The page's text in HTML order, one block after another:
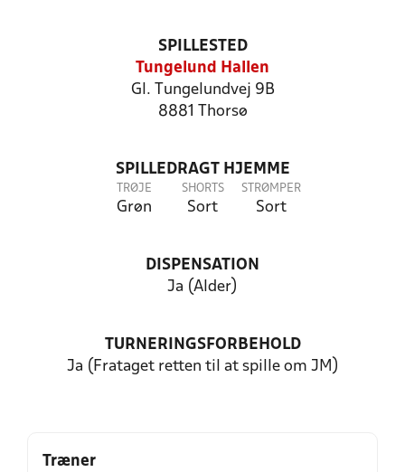
SPILLESTED
Tungelund Hallen
Gl. Tungelundvej 9B
8881 Thorsø
SPILLEDRAGT HJEMME
TRØJE
Grøn
SHORTS
Sort
STRØMPER
Sort
DISPENSATION
Ja (Alder)
TURNERINGSFORBEHOLD
Ja (Frataget retten til at spille om JM)
Træner